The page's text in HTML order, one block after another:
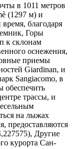
в 1011 метров
(1297 м) и
благодаря
Горы
к склонам
оснежения,
приемы
Giardinan, и
Sangiacomo, в
обеспечить
трассы, и
на лыжах
предоставляются
Другие
курорта Сан-